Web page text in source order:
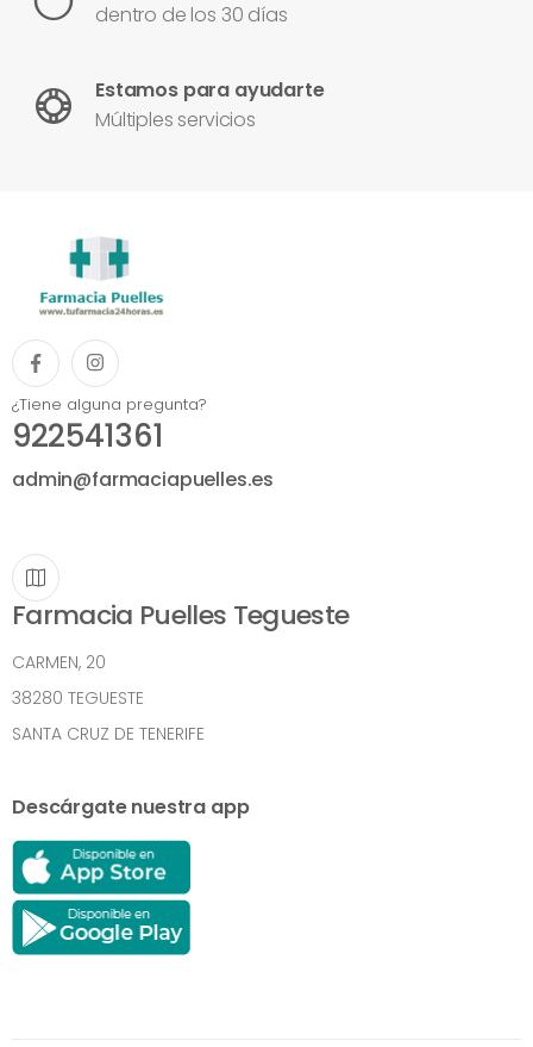
dentro de los 30 días
Estamos para ayudarte
Múltiples servicios
¿Tiene alguna pregunta?
922541361
admin@farmaciapuelles.es
Farmacia Puelles Tegueste
CARMEN, 20
38280 TEGUESTE
SANTA CRUZ DE TENERIFE
Descárgate nuestra app